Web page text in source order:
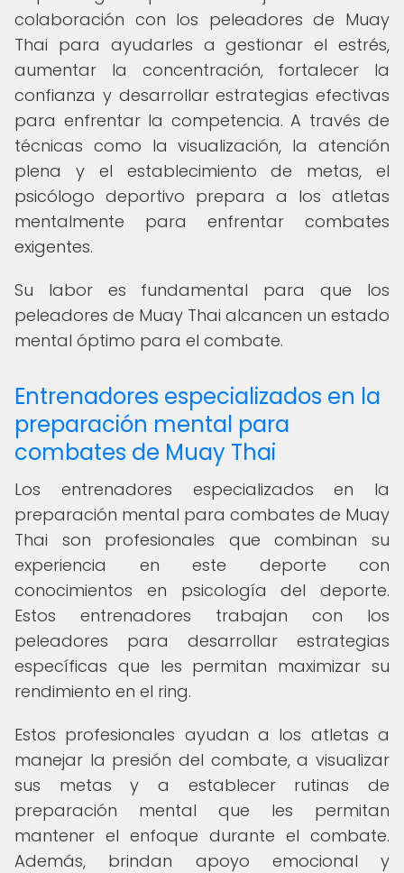
colaboración con los peleadores de Muay
Thai para ayudarles a gestionar el estrés,
aumentar la concentración, fortalecer la
confianza y desarrollar estrategias efectivas
para enfrentar la competencia. A través de
técnicas como la visualización, la atención
plena y el establecimiento de metas, el
psicólogo deportivo prepara a los atletas
mentalmente para enfrentar combates
exigentes.
Su labor es fundamental para que los
peleadores de Muay Thai alcancen un estado
mental óptimo para el combate.
Entrenadores especializados en la
preparación mental para
combates de Muay Thai
Los entrenadores especializados en la
preparación mental para combates de Muay
Thai son profesionales que combinan su
experiencia en este deporte con
conocimientos en psicología del deporte.
Estos entrenadores trabajan con los
peleadores para desarrollar estrategias
específicas que les permitan maximizar su
rendimiento en el ring.
Estos profesionales ayudan a los atletas a
manejar la presión del combate, a visualizar
sus metas y a establecer rutinas de
preparación mental que les permitan
mantener el enfoque durante el combate.
Además, brindan apoyo emocional y